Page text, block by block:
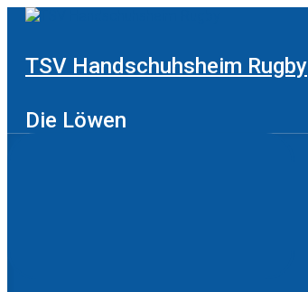
Zum
TSV Handschuhsheim Rugby
Die Löwen